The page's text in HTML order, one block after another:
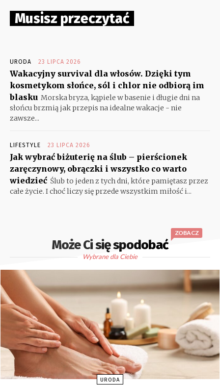
Musisz przeczytać
URODA 23 LIPCA 2026
Wakacyjny survival dla włosów. Dzięki tym
kosmetykom słońce, sól i chlor nie odbiorą im
blasku Morska bryza, kąpiele w basenie i długie dni na
słońcu brzmią jak przepis na idealne wakacje - nie
zawsze...
LIFESTYLE 23 LIPCA 2026
Jak wybrać biżuterię na ślub – pierścionek
zaręczynowy, obrączki i wszystko co warto
wiedzieć Ślub to jeden z tych dni, które pamiętasz przez
całe życie. I choć liczy się przede wszystkim miłość i...
Może Ci się spodobać
ZOBACZ
Wybrane dla Ciebie
URODA